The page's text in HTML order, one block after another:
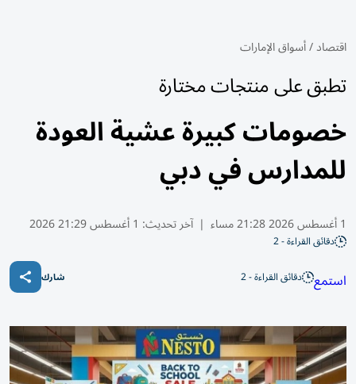
اقتصاد/أسواق الإمارات
تطبق على منتجات مختارة
خصومات كبيرة عشية العودة
للمدارس في دبي
1 أغسطس 2026 21:28 مساء | آخر تحديث: 1 أغسطس 21:29 2026
دقائق القراءة - 2
استمع دقائق القراءة - 2 شارك